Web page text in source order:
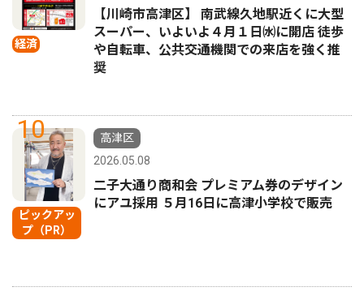
経済
【川崎市高津区】 南武線久地駅近くに大型
スーパー、いよいよ４月１日㈬に開店 徒歩
や自転車、公共交通機関での来店を強く推
奨
10
ピックアッ
プ（PR）
高津区
2026.05.08
二子大通り商和会 プレミアム券のデザイン
にアユ採用 ５月16日に高津小学校で販売